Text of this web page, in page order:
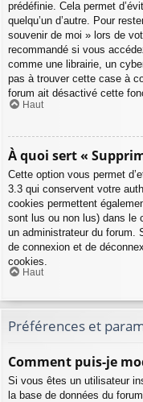
prédéfinie. Cela permet
quelqu’un d’autre. Pour
souvenir de moi » lors de
recommandé si vous
comme une librairie, un
pas à trouver cette case à
forum ait désactivé cette
Haut
À quoi sert «
Cette option vous permet
3.3 qui conservent votre
cookies permettent
sont lus ou non lus) dans le
un administrateur du forum.
de connexion et de
cookies.
Haut
Préférences et
Comment puis-je
Si vous êtes un utilisateur
la base de données du